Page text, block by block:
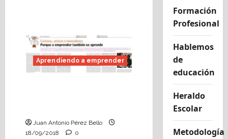
Aprendiendo a emprender
Juan Antonio Pérez Bello
18/09/2018
0
Formación
Profesional
Hablemos
de
educación
Heraldo
Escolar
Metodología